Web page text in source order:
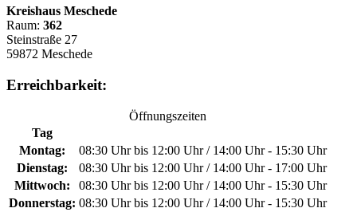
Kreishaus Meschede
Raum: 362
Steinstraße 27
59872 Meschede
Erreichbarkeit:
Öffnungszeiten
Tag
Montag:
08:30 Uhr bis 12:00 Uhr / 14:00 Uhr - 15:30 Uhr
Dienstag:
08:30 Uhr bis 12:00 Uhr / 14:00 Uhr - 17:00 Uhr
Mittwoch:
08:30 Uhr bis 12:00 Uhr / 14:00 Uhr - 15:30 Uhr
Donnerstag: 08:30 Uhr bis 12:00 Uhr / 14:00 Uhr - 15:30 Uhr